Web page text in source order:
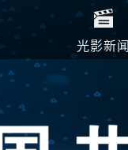
光影新闻